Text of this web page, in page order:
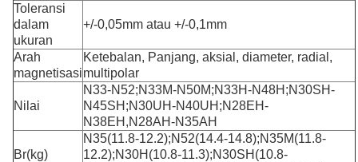
Toleransi
dalam
ukuran
+/-0,05mm atau +/-0,1mm
Arah
magnetisasi
Ketebalan, Panjang, aksial, diameter, radial,
multipolar
Nilai
N33-N52;N33M-N50M;N33H-N48H;N30SH-
N45SH;N30UH-N40UH;N28EH-
N38EH,N28AH-N35AH
Br(kg)
N35(11.8-12.2);N52(14.4-14.8);N35M(11.8-
12.2);N30H(10.8-11.3);N30SH(10.8-